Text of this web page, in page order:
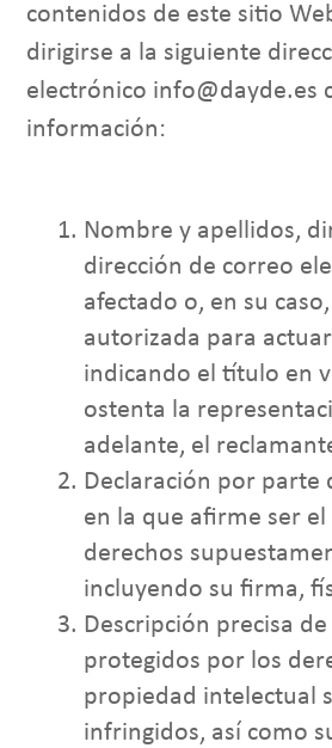
contenidos de este sitio
dirigirse a la siguiente
electrónico info@dayde.es
información:
Nombre y apellidos,
dirección de correo
afectado o, en su
autorizada para
indicando el título en
ostenta la
adelante, el
Declaración por parte
en la que afirme ser
derechos
incluyendo su firma,
Descripción precisa
protegidos por los
propiedad intelectual
infringidos, así como